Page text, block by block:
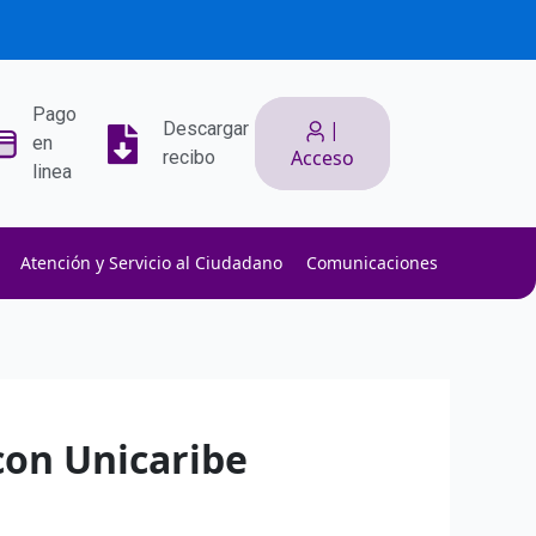
Pago
en
linea
Descargar
recibo
|
Acceso
Atención y Servicio al Ciudadano Comunicaciones
Unicaribe